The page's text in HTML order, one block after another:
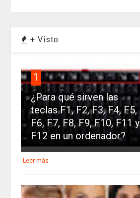
+ Visto
1
¿Para qué sirven las
teclas F1, F2, F3, F4, F5,
F6, F7, F8, F9, F10, F11 y
F12 en un ordenador?
Leer más